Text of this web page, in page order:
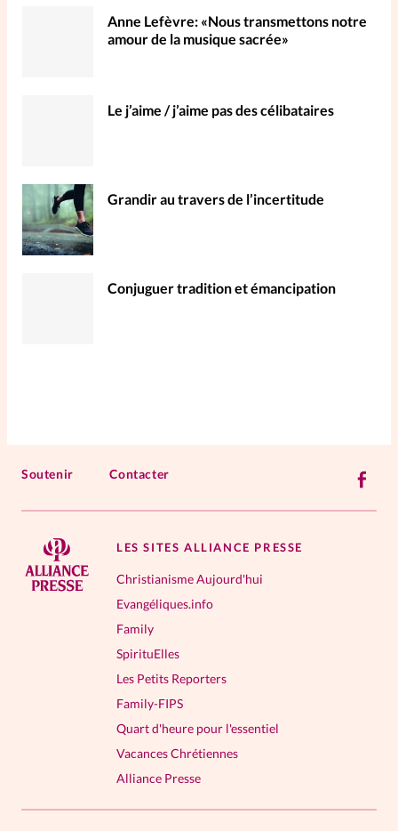
Anne Lefèvre: «Nous transmettons notre
amour de la musique sacrée»
Le j’aime / j’aime pas des célibataires
Grandir au travers de l’incertitude
Conjuguer tradition et émancipation
Soutenir Contacter
LES SITES ALLIANCE PRESSE
Christianisme Aujourd'hui
Evangéliques.info
Family
SpirituElles
Les Petits Reporters
Family-FIPS
Quart d'heure pour l'essentiel
Vacances Chrétiennes
Alliance Presse